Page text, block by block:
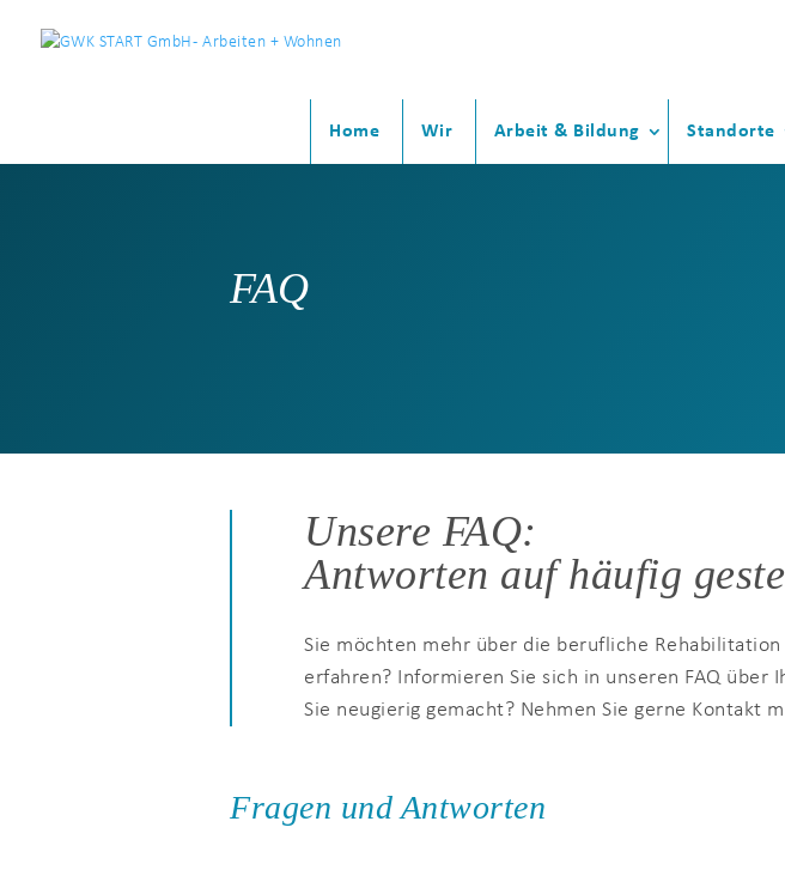
Home Wir Arbeit & Bildung Standorte
FAQ
Unsere FAQ:
Antworten auf häufig
Sie möchten mehr über die berufliche
erfahren? Informieren Sie sich in unseren FAQ über
Sie neugierig gemacht? Nehmen Sie gerne Kontakt
Fragen und Antworten